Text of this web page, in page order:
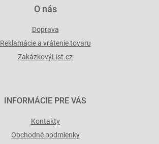
O nás
Doprava
Reklamácie a vrátenie tovaru
ZakázkovýList.cz
INFORMÁCIE PRE VÁS
Kontakty
Obchodné podmienky